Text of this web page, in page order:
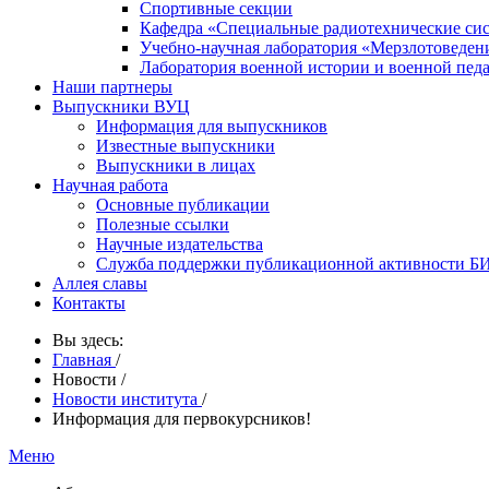
Спортивные секции
Кафедра «Специальные радиотехнические
Учебно-научная лаборатория
Лаборатория военной истории и военной
Наши партнеры
Выпускники ВУЦ
Информация для выпускников
Известные выпускники
Выпускники в лицах
Научная работа
Основные публикации
Полезные ссылки
Научные издательства
Служба поддержки публикационной активности
Аллея славы
Контакты
Вы здесь:
Главная /
Новости /
Новости института /
Информация для первокурсников!
Меню